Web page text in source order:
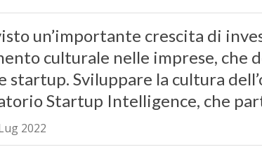
un’importante crescita di
culturale nelle imprese, che
startup. Sviluppare la cultura
Startup Intelligence, che
2022